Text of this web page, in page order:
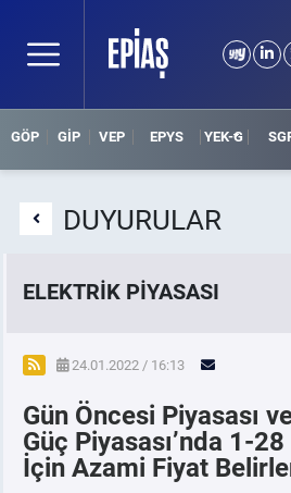
GÖP GİP VEP EPYS YEK-G
DUYURULAR
ELEKTRİK PİYASASI
SPOT ELEKTRİK PİYASALARI
ÖRNEK FİNANS BELGELERİ
VADELİ ELEKTRİK PİYASASI
24.01.2022 / 16:13
Gün Öncesi Piyasası
Güç Piyasası’nda 1-
İçin Azami Fiyat